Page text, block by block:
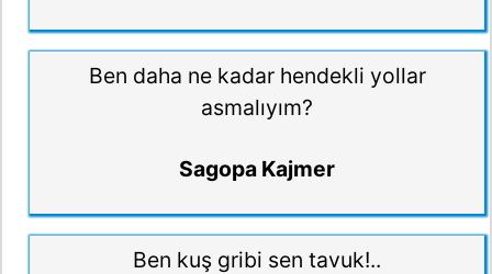
Ben daha ne kadar hendekli yollar
asmalıyım?
Sagopa Kajmer
Ben kuş gribi sen tavuk!..